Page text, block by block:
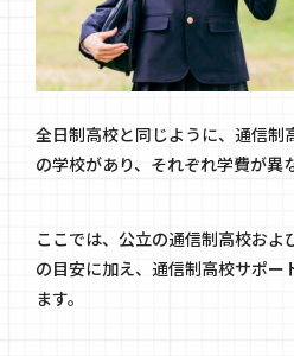
全日制高校と同じように、通信制
の学校があり、それぞれ学費が異
ここでは、公立の通信制高校お
の目安に加え、通信制高校サポー
ます。